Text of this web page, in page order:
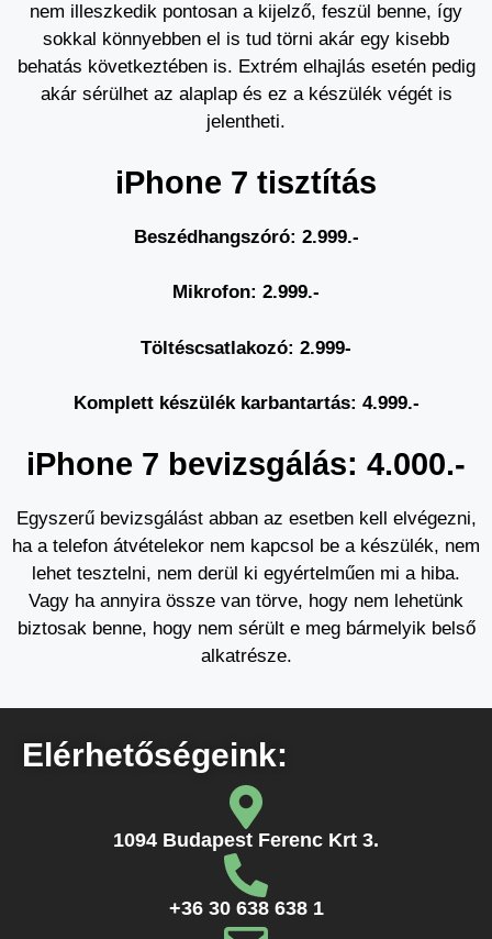
nem illeszkedik pontosan a kijelző, feszül benne, így
sokkal könnyebben el is tud törni akár egy kisebb
behatás következtében is. Extrém elhajlás esetén pedig
akár sérülhet az alaplap és ez a készülék végét is
jelentheti.
iPhone 7 tisztítás
Beszédhangszóró: 2.999.-
Mikrofon: 2.999.-
Töltéscsatlakozó: 2.999-
Komplett készülék karbantartás: 4.999.-
iPhone 7 bevizsgálás: 4.000.-
Egyszerű bevizsgálást abban az esetben kell elvégezni,
ha a telefon átvételekor nem kapcsol be a készülék, nem
lehet tesztelni, nem derül ki egyértelműen mi a hiba.
Vagy ha annyira össze van törve, hogy nem lehetünk
biztosak benne, hogy nem sérült e meg bármelyik belső
alkatrésze.
Elérhetőségeink:
1094 Budapest Ferenc Krt 3.
+36 30 638 638 1